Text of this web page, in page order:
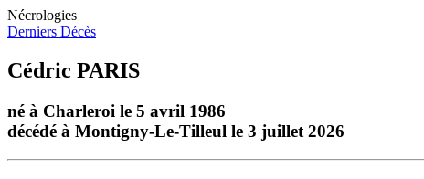
Nécrologies
Derniers Décès
Cédric PARIS
né à Charleroi le 5 avril 1986
décédé à Montigny-Le-Tilleul le 3 juillet 2026